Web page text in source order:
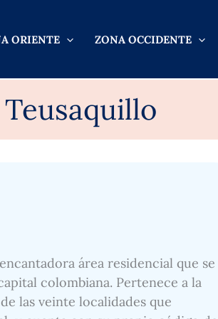
ORIENTE ZONA OCCIDENTE
área residencial que se
colombiana. Pertenece a la
las veinte localidades que